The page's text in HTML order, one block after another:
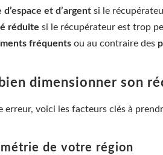
d’espace et d’argent si le
réduite si le récupérateur est trop
fréquents ou au contraire des
dimensionner son
erreur, voici les facteurs clés à
de votre région